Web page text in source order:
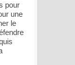
pour
une
le